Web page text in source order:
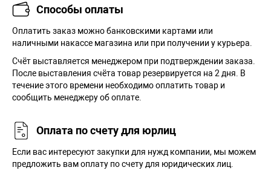
Способы оплаты
Оплатить заказ можно банковскими картами или
наличными накассе магазина или при получении у курьера.
Cчёт выставляется менеджером при подтверждении заказа.
После выставления счёта товар резервируется на 2 дня. В
течение этого времени необходимо оплатить товар и
сообщить менеджеру об оплате.
Оплата по счету для юрлиц
Если вас интересуют закупки для нужд компании, мы можем
предложить вам оплату по счету для юридических лиц.